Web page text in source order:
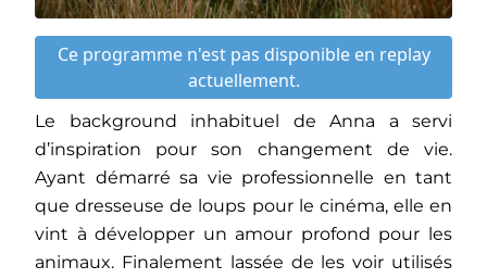
Ce programme n'est pas disponible en replay
actuellement.
Le background inhabituel de Anna a servi
d’inspiration pour son changement de vie.
Ayant démarré sa vie professionnelle en tant
que dresseuse de loups pour le cinéma, elle en
vint à développer un amour profond pour les
animaux. Finalement lassée de les voir utilisés